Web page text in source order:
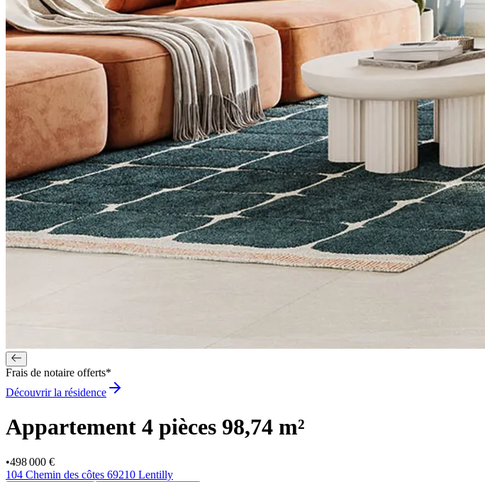
Frais de notaire offerts*
Découvrir la résidence
Appartement 4 pièces 98,74 m²
•498 000 €
104 Chemin des côtes 69210 Lentilly